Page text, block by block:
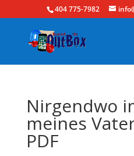
404 775-7982
Nirgendwo
meines
PDF